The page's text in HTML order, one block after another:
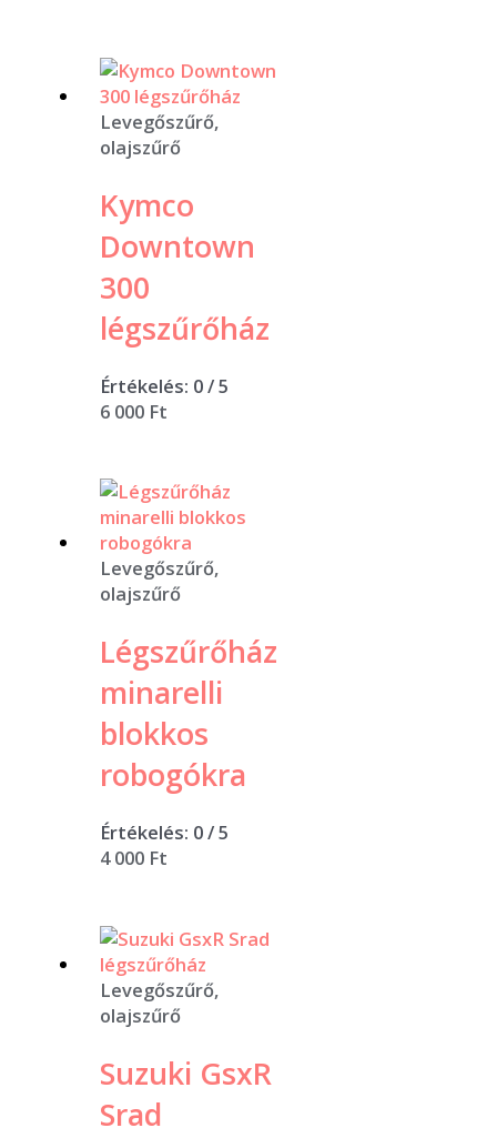
Levegőszűrő,
olajszűrő
Kymco
Downtown
300
légszűrőház
Értékelés: 0/ 5
6 000 Ft
Levegőszűrő,
olajszűrő
Légszűrőház
minarelli
blokkos
robogókra
Értékelés: 0/ 5
4 000 Ft
Levegőszűrő,
olajszűrő
Suzuki GsxR
Srad